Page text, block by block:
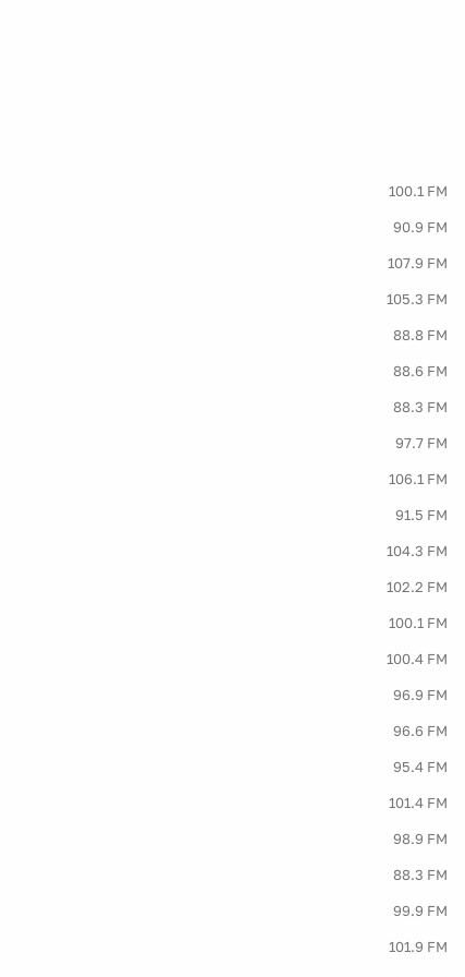
100.1 FM
90.9 FM
107.9 FM
105.3 FM
88.8 FM
88.6 FM
88.3 FM
97.7 FM
106.1 FM
91.5 FM
104.3 FM
102.2 FM
100.1 FM
100.4 FM
96.9 FM
96.6 FM
95.4 FM
101.4 FM
98.9 FM
88.3 FM
99.9 FM
101.9 FM